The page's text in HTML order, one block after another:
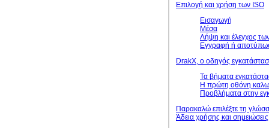
Επιλογή και χρήση των ISO
Εισαγωγή
Μέσα
Λήψη και έλεγχος
Εγγραφή ή
DrakX, ο οδηγός
Τα βήματα
Η πρώτη οθόνη
Προβλήματα στην
Παρακαλώ επιλέξτε τη
Άδεια χρήσης και